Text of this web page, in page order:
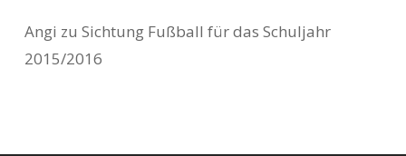
Angi zu Sichtung Fußball für das Schuljahr
2015/2016